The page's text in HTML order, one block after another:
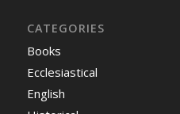
CATEGORIES
Books
Ecclesiastical
English